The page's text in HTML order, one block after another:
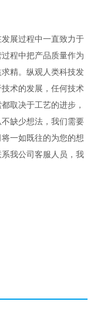
展过程中一直致力于
程中把产品质量作为
精。纵观人类科技发
术的发展，任何技术
取决于工艺的进步，
缺少想法，我们需要
一如既往的为您的想
我公司客服人员，我